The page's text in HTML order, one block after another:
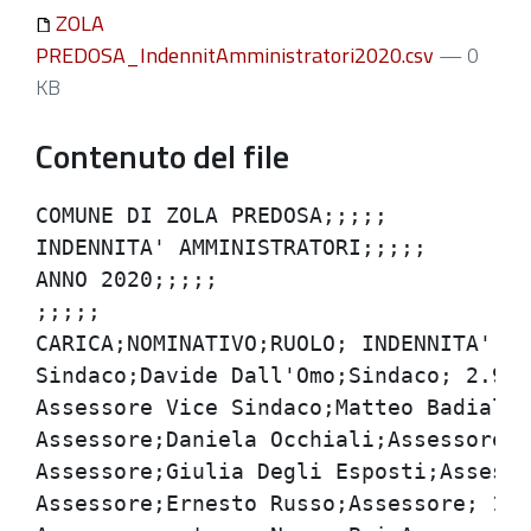
ZOLA
PREDOSA_IndennitAmministratori2020.csv — 0
KB
Contenuto del file
COMUNE DI ZOLA PREDOSA;;;;;
INDENNITA' AMMINISTRATORI;;;;;
ANNO 2020;;;;;
;;;;;
CARICA;NOMINATIVO;RUOLO;
Sindaco;Davide Dall'Omo;Sindaco;
Assessore Vice Sindaco;Matteo
Assessore;Daniela
Assessore;Giulia Degli
Assessore;Ernesto Russo;Assessore;